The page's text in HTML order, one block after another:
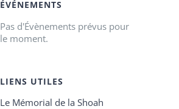
ÉVÉNEMENTS
Pas d'Évènements prévus pour
le moment.
LIENS UTILES
Le Mémorial de la Shoah